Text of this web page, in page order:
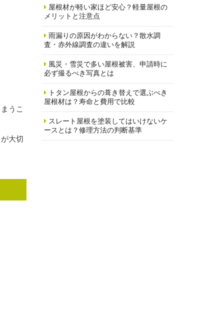
うこ
大切
屋根材が軽い家ほど安心？軽量屋根の
メリットと注意点
雨漏りの原因がわからない？散水調
査・赤外線調査の違いを解説
風災・雪災で多い屋根被害、申請時に
必ず撮るべき写真とは
トタン屋根からの葺き替えで選ぶべき
屋根材は？寿命と費用で比較
スレート屋根を塗装してはいけないケ
ースとは？修理方法の判断基準